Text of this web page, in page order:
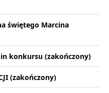
świętego Marcina
konkursu (zakończony)
(zakończony)